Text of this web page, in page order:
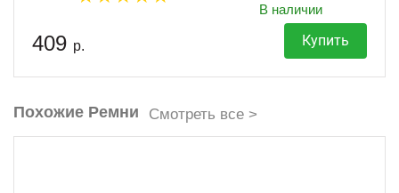
В наличии
409 р. Купить
Похожие Ремни Смотреть все >